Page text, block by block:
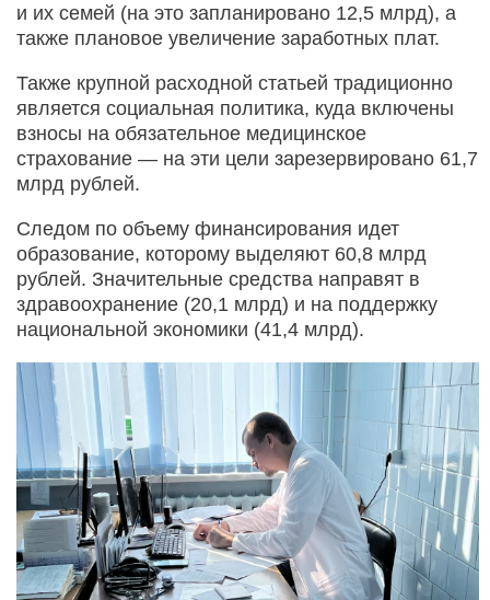
и их семей (на это запланировано 12,5 млрд), а
также плановое увеличение заработных плат.
Также крупной расходной статьей традиционно
является социальная политика, куда включены
взносы на обязательное медицинское
страхование — на эти цели зарезервировано 61,7
млрд рублей.
Следом по объему финансирования идет
образование, которому выделяют 60,8 млрд
рублей. Значительные средства направят в
здравоохранение (20,1 млрд) и на поддержку
национальной экономики (41,4 млрд).